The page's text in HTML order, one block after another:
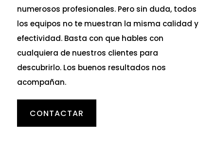
numerosos profesionales. Pero sin duda, todos
los equipos no te muestran la misma calidad y
efectividad. Basta con que hables con
cualquiera de nuestros clientes para
descubrirlo. Los buenos resultados nos
acompañan.
CONTACTAR